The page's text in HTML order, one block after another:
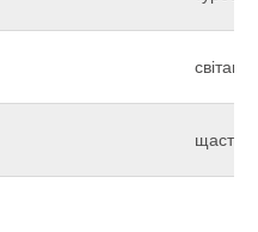
світанок
щастя